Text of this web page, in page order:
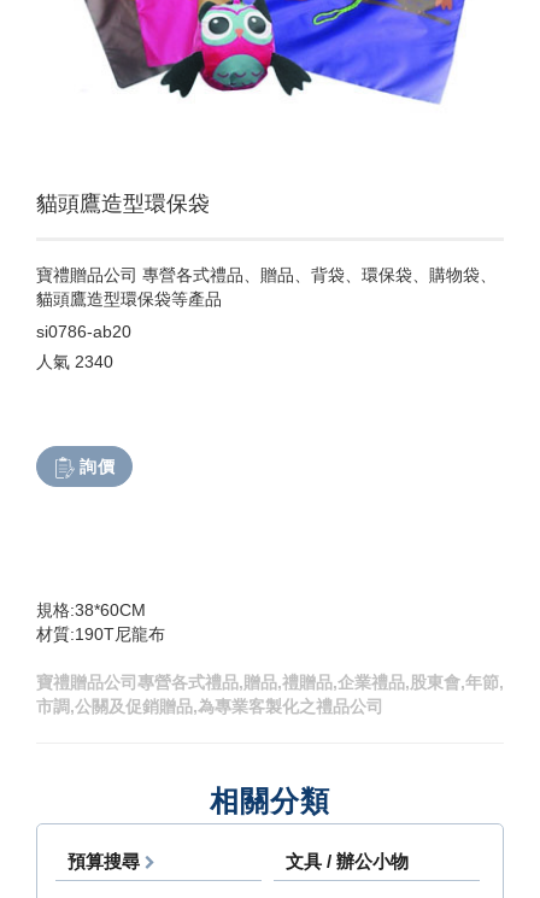
貓頭鷹造型環保袋
寶禮贈品公司 專營各式禮品、贈品、背袋、環保袋、購物袋、
貓頭鷹造型環保袋等產品
si0786-ab20
人氣 2340
詢價
規格:38*60CM
材質:190T尼龍布
寶禮贈品公司專營各式禮品,贈品,禮贈品,企業禮品,股東會,年節,
市調,公關及促銷贈品,為專業客製化之禮品公司
相關分類
預算搜尋 文具 / 辦公小物